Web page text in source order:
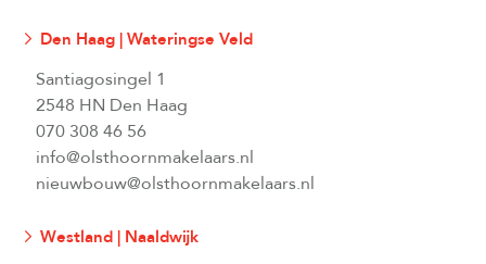
Den Haag | Wateringse Veld
Santiagosingel 1
2548 HN Den Haag
070 308 46 56
info@olsthoornmakelaars.nl
nieuwbouw@olsthoornmakelaars.nl
Westland | Naaldwijk